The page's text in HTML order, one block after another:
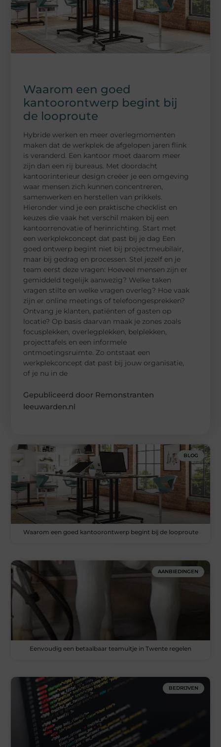
Waarom een goed
kantoorontwerp begint bij
de looproute
Hybride werken en meer overlegmomenten
maken dat de werkplek de afgelopen jaren flink
is veranderd. Een kantoor moet daarom meer
zijn dan een rij bureaus. Met doordacht
kantoorinterieur design creëer je een omgeving
waar mensen zich kunnen concentreren,
samenwerken en herstellen van prikkels.
Hieronder vind je een praktische checklist en
keuzes die vaak het verschil maken bij een
kantoorrenovatie of herinrichting. Start met
een werkplekconcept dat past bij je dag Een
goed ontwerp begint niet bij projectmeubilair,
maar bij gedrag en processen. Stel jezelf en je
team eerst deze vragen: Hoeveel mensen zijn er
gemiddeld tegelijk aanwezig? Welke taken
vragen stilte en welke vragen overleg? Hoe vaak
zijn er online meetings of telefoongesprekken?
Ontvang je klanten, patiënten of gasten op
locatie? Op basis daarvan maak je zones zoals
focusplekken, overlegplekken, belplekken,
projecttafels en een informele
ontmoetingsruimte. Zo ontstaat een
werkplekconcept dat past bij jouw organisatie,
of je nu in de
Gepubliceerd door Remonstranten
leeuwarden.nl
BLOG
Waarom een goed kantoorontwerp begint bij de looproute
AANBIEDINGEN
Eenvoudig een betaalbaar teamuitje in Twente regelen
BEDRIJVEN